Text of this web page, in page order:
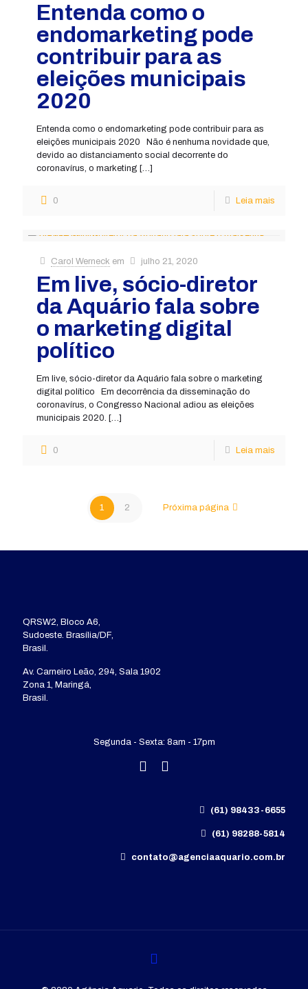
Entenda como o
endomarketing pode
contribuir para as
eleições municipais
2020
Entenda como o endomarketing pode contribuir para as
eleições municipais 2020 Não é nenhuma novidade que,
devido ao distanciamento social decorrente do
coronavírus, o marketing […]
0 Leia mais
Carol Werneck em julho 21, 2020
Em live, sócio-diretor
da Aquário fala sobre
o marketing digital
político
Em live, sócio-diretor da Aquário fala sobre o marketing
digital político Em decorrência da disseminação do
coronavírus, o Congresso Nacional adiou as eleições
municipais 2020. […]
0 Leia mais
1 2 Próxima página
QRSW2, Bloco A6,
Sudoeste. Brasília/DF,
Brasil.
Av. Carneiro Leão, 294, Sala 1902
Zona 1, Maringá,
Brasil.
Segunda - Sexta: 8am - 17pm
(61) 98433-6655
(61) 98288-5814
contato@agenciaaquario.com.br